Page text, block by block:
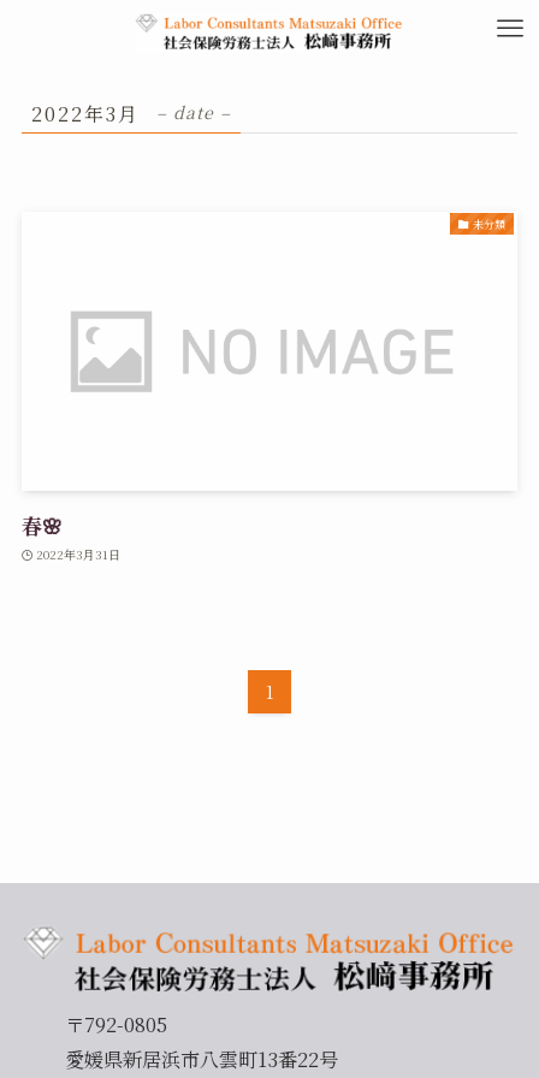
2022年3月 – date –
未分類
春🌸
2022年3月31日
1
〒792-0805
愛媛県新居浜市八雲町13番22号